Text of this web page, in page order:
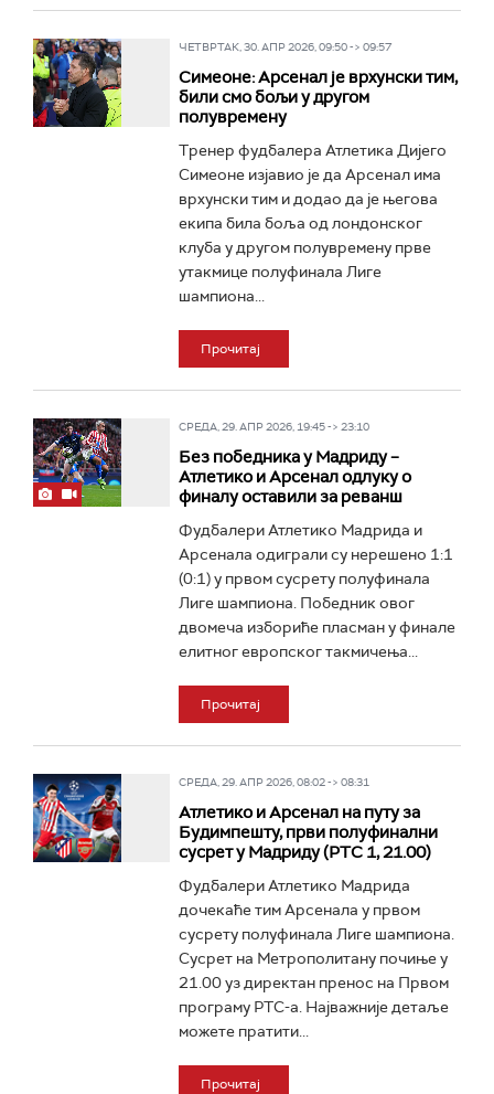
ЧЕТВРТАК, 30. АПР 2026, 09:50 -> 09:57
Симеоне: Арсенал је врхунски тим,
били смо бољи у другом
полувремену
Тренер фудбалера Атлетика Дијего
Симеоне изјавио је да Арсенал има
врхунски тим и додао да је његова
екипа била боља од лондонског
клуба у другом полувремену прве
утакмице полуфинала Лиге
шампиона...
Прочитај
СРЕДА, 29. АПР 2026, 19:45 -> 23:10
Без победника у Мадриду –
Атлетико и Арсенал одлуку о
финалу оставили за реванш
Фудбалери Атлетико Мадрида и
Арсенала одиграли су нерешено 1:1
(0:1) у првом сусрету полуфинала
Лиге шампиона. Победник овог
двомеча избориће пласман у финале
елитног европског такмичења...
Прочитај
СРЕДА, 29. АПР 2026, 08:02 -> 08:31
Атлетико и Арсенал на путу за
Будимпешту, први полуфинални
сусрет у Мадриду (РТС 1, 21.00)
Фудбалери Атлетико Мадрида
дочекаће тим Арсенала у првом
сусрету полуфинала Лиге шампиона.
Сусрет на Метрополитану почиње у
21.00 уз директан пренос на Првом
програму РТС-а. Најважније детаље
можете пратити...
Прочитај